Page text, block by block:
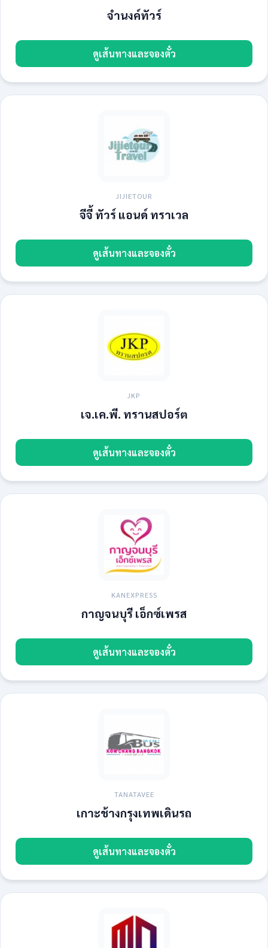
จำนงค์ทัวร์
ดูเส้นทางและจองตั๋ว
JIJIETOUR
จีจี้ ทัวร์ แอนด์ ทราเวล
ดูเส้นทางและจองตั๋ว
JKP
เจ.เค.พี. ทรานสปอร์ต
ดูเส้นทางและจองตั๋ว
KANEXPRESS
กาญจนบุรี เอ็กซ์เพรส
ดูเส้นทางและจองตั๋ว
TANATAVEE
เกาะช้างกรุงเทพเดินรถ
ดูเส้นทางและจองตั๋ว